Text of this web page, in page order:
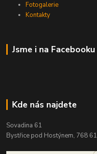
Fotogalerie
Kontakty
Jsme i na Facebooku
Kde nás najdete
Sovadina 61
Bystřice pod Hostýnem, 768 61